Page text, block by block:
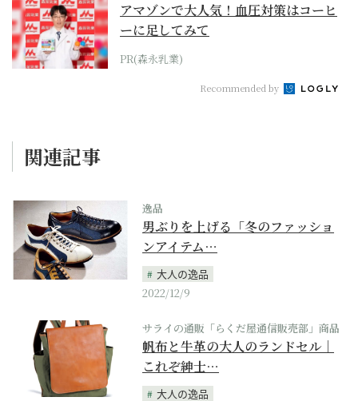
アマゾンで大人気！血圧対策はコーヒ
ーに足してみて
PR(森永乳業)
Recommended by
関連記事
逸品
男ぶりを上げる「冬のファッショ
ンアイテム…
大人の逸品
2022/12/9
サライの通販「らくだ屋通信販売部」商品
帆布と牛革の大人のランドセル｜
これぞ紳士…
大人の逸品